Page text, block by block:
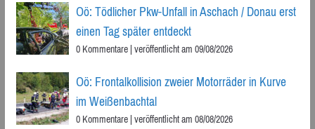
Oö: Tödlicher Pkw-Unfall in Aschach / Donau erst
einen Tag später entdeckt
0 Kommentare|veröffentlicht am 09/08/2026
Oö: Frontalkollision zweier Motorräder in Kurve
im Weißenbachtal
0 Kommentare|veröffentlicht am 08/08/2026